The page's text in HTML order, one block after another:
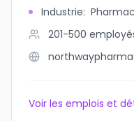
Industrie:
201-500
Voir les emplois et